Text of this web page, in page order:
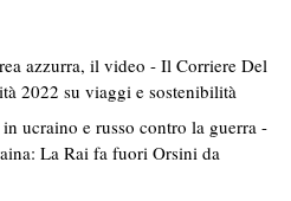
azzurra, il video - Il Corriere Del
2022 su viaggi e sostenibilità
ucraino e russo contro la guerra -
La Rai fa fuori Orsini da